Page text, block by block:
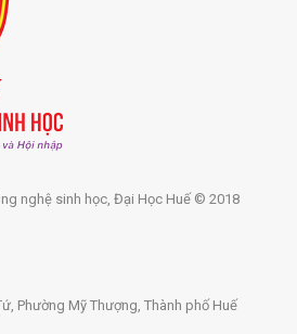
nghệ sinh học, Đại Học Huế © 2018
Phường Mỹ Thượng, Thành phố Huế